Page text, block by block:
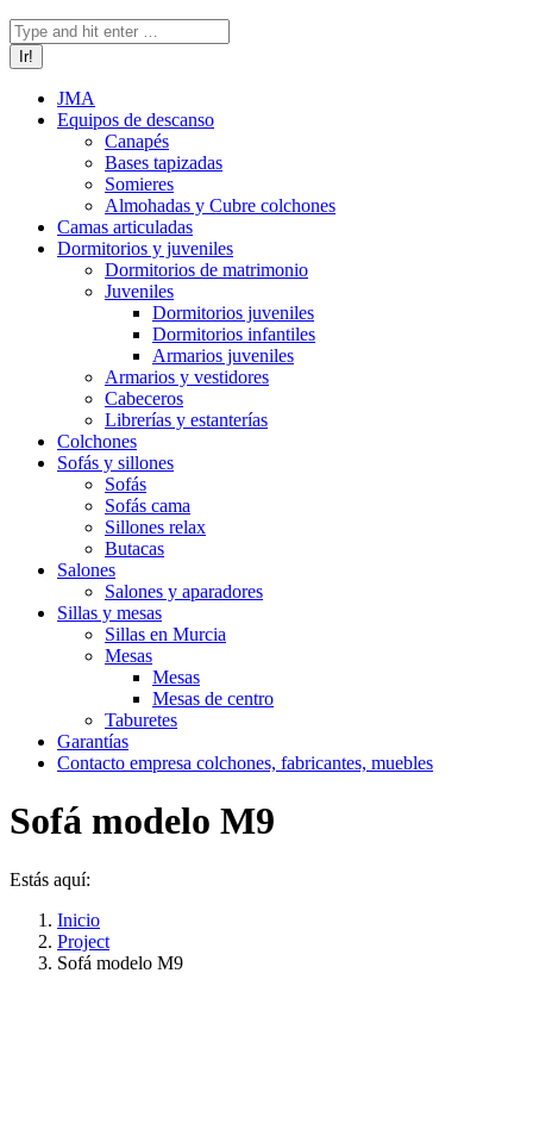
Buscar:
JMA
Equipos de descanso
Canapés
Bases tapizadas
Somieres
Almohadas y Cubre colchones
Camas articuladas
Dormitorios y juveniles
Dormitorios de matrimonio
Juveniles
Dormitorios juveniles
Dormitorios infantiles
Armarios juveniles
Armarios y vestidores
Cabeceros
Librerías y estanterías
Colchones
Sofás y sillones
Sofás
Sofás cama
Sillones relax
Butacas
Salones
Salones y aparadores
Sillas y mesas
Sillas en Murcia
Mesas
Mesas
Mesas de centro
Taburetes
Garantías
Contacto empresa colchones, fabricantes, muebles
Sofá modelo M9
Estás aquí:
Inicio
Project
Sofá modelo M9